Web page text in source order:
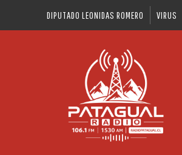
DIPUTADO LEONIDAS ROMERO VIRUS